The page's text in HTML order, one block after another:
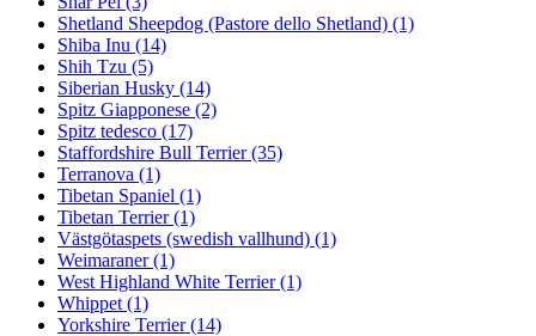
Shetland Sheepdog (Pastore dello Shetland) (1)
Shiba Inu (14)
Shih Tzu (5)
Siberian Husky (14)
Spitz Giapponese (2)
Spitz tedesco (17)
Staffordshire Bull Terrier(35)
Terranova (1)
Tibetan Spaniel (1)
Tibetan Terrier(1)
Västgötaspets (swedish vallhund) (1)
Weimaraner(1)
West Highland White Terrier(1)
Whippet (1)
Yorkshire Terrier(14)